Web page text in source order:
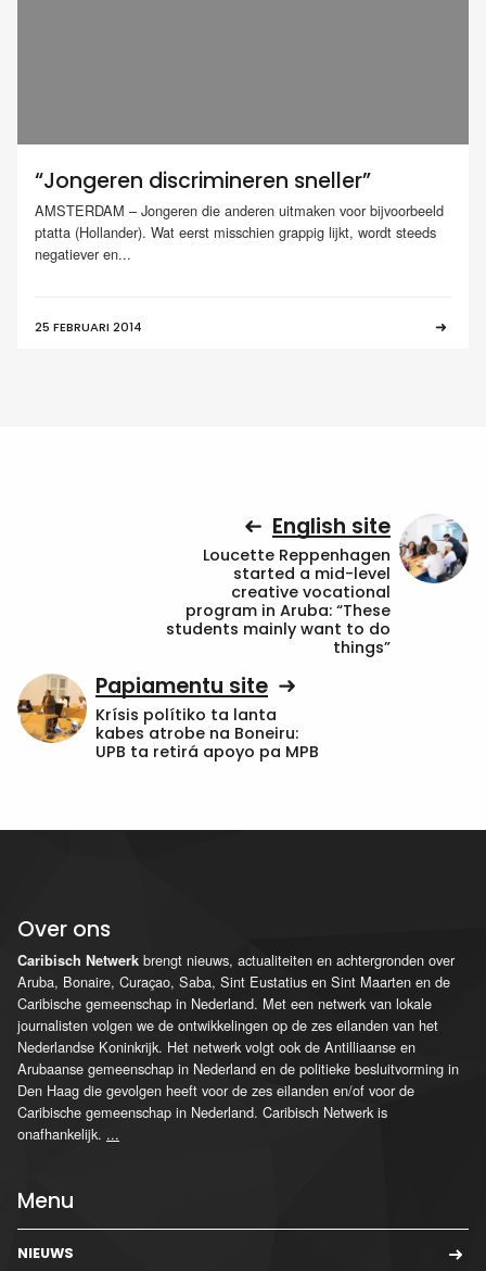
“Jongeren discrimineren sneller”
AMSTERDAM – Jongeren die anderen uitmaken voor bijvoorbeeld
ptatta (Hollander). Wat eerst misschien grappig lijkt, wordt steeds
negatiever en...
25 FEBRUARI 2014
English site
Loucette Reppenhagen
started a mid-level
creative vocational
program in Aruba: “These
students mainly want to do
things”
Papiamentu site
Krísis polítiko ta lanta
kabes atrobe na Boneiru:
UPB ta retirá apoyo pa MPB
Over ons
Caribisch Netwerk brengt nieuws, actualiteiten en achtergronden over
Aruba, Bonaire, Curaçao, Saba, Sint Eustatius en Sint Maarten en de
Caribische gemeenschap in Nederland. Met een netwerk van lokale
journalisten volgen we de ontwikkelingen op de zes eilanden van het
Nederlandse Koninkrijk. Het netwerk volgt ook de Antilliaanse en
Arubaanse gemeenschap in Nederland en de politieke besluitvorming in
Den Haag die gevolgen heeft voor de zes eilanden en/of voor de
Caribische gemeenschap in Nederland. Caribisch Netwerk is
onafhankelijk. ...
Menu
NIEUWS